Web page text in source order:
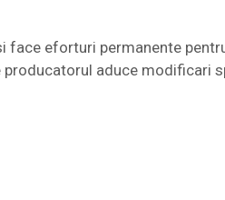
eforturi permanente
aduce modificari